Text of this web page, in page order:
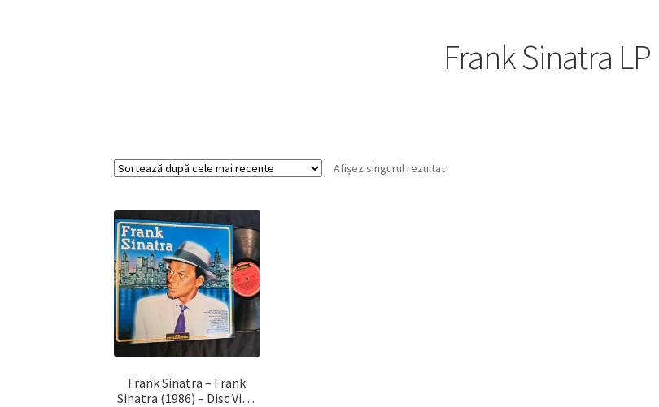
Frank Sinatra LP
Afișez singurul rezultat
Frank Sinatra – Frank
Sinatra (1986) – Disc Vinil